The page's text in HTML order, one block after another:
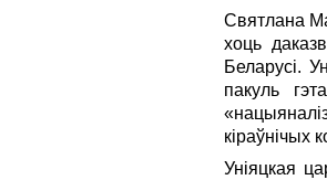
Святлана
хоць
Беларусі.
пакуль
кіраўнічых
Уніяцкая